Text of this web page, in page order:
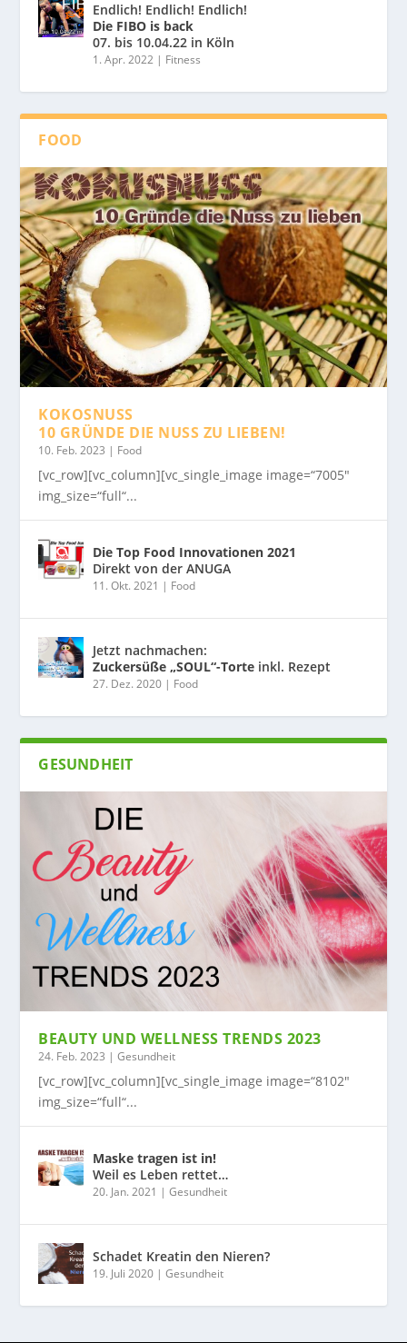
Endlich! Endlich! Endlich!
Die FIBO is back
07. bis 10.04.22 in Köln
1. Apr. 2022 | Fitness
FOOD
KOKOSNUSS
10 GRÜNDE DIE NUSS ZU LIEBEN!
10. Feb. 2023 | Food
[vc_row][vc_column][vc_single_image image=“7005″
img_size=“full“...
Die Top Food Innovationen 2021
Direkt von der ANUGA
11. Okt. 2021 | Food
Jetzt nachmachen:
Zuckersüße „SOUL“-Torte inkl. Rezept
27. Dez. 2020 | Food
GESUNDHEIT
BEAUTY UND WELLNESS TRENDS 2023
24. Feb. 2023 |Gesundheit
[vc_row][vc_column][vc_single_image image=“8102″
img_size=“full“...
Maske tragen ist in!
Weil es Leben rettet…
20. Jan. 2021 |Gesundheit
Schadet Kreatin den Nieren?
19. Juli 2020 |Gesundheit